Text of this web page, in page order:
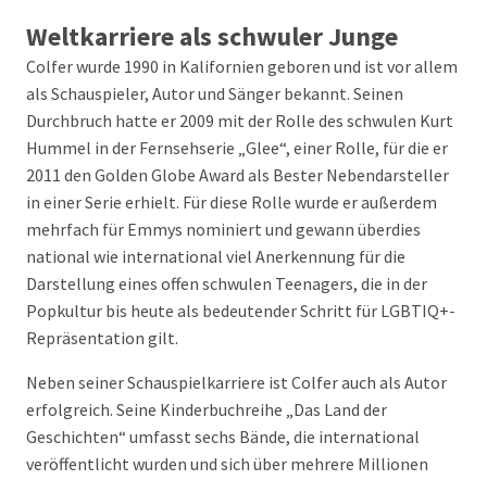
Weltkarriere als schwuler Junge
Colfer wurde 1990 in Kalifornien geboren und ist vor allem
als Schauspieler, Autor und Sänger bekannt. Seinen
Durchbruch hatte er 2009 mit der Rolle des schwulen Kurt
Hummel in der Fernsehserie „Glee“, einer Rolle, für die er
2011 den Golden Globe Award als Bester Nebendarsteller
in einer Serie erhielt. Für diese Rolle wurde er außerdem
mehrfach für Emmys nominiert und gewann überdies
national wie international viel Anerkennung für die
Darstellung eines offen schwulen Teenagers, die in der
Popkultur bis heute als bedeutender Schritt für LGBTIQ+-
Repräsentation gilt.
Neben seiner Schauspielkarriere ist Colfer auch als Autor
erfolgreich. Seine Kinderbuchreihe „Das Land der
Geschichten“ umfasst sechs Bände, die international
veröffentlicht wurden und sich über mehrere Millionen